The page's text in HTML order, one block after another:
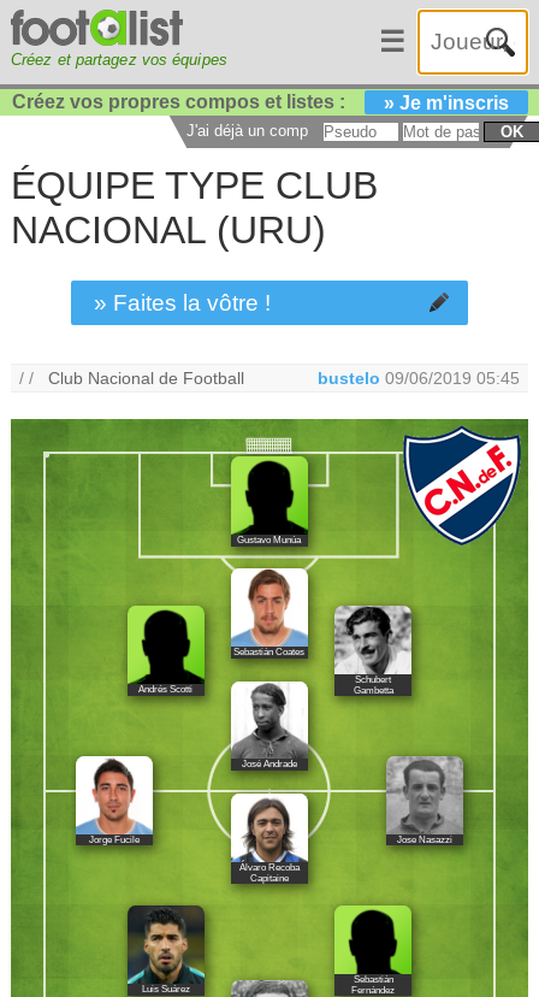
Créez et partagez vos équipes
☰
Créez vos propres compos et listes : » Je m'inscris
J'ai déjà un compte : OK
ÉQUIPE TYPE CLUB
NACIONAL (URU)
» Faites la vôtre !
/ /Club Nacional de Football bustelo 09/06/2019 05:45
Gustavo Munúa
Andrés Scotti
Sebastián Coates
Schubert
Gambetta
José Andrade
Jorge Fucile Jose Nasazzi
Álvaro Recoba
Capitaine
Luis Suárez
Sebastián
Fernández